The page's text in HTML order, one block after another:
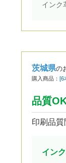
インク
茨城県の
購入商品： [6
品質
印刷品質
イン